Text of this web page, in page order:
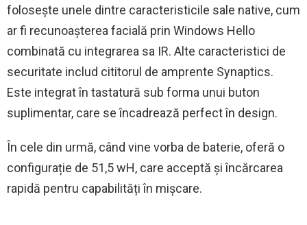
folosește unele dintre caracteristicile sale native, cum
ar fi recunoașterea facială prin Windows Hello
combinată cu integrarea sa IR. Alte caracteristici de
securitate includ cititorul de amprente Synaptics.
Este integrat în tastatură sub forma unui buton
suplimentar, care se încadrează perfect în design.
În cele din urmă, când vine vorba de baterie, oferă o
configurație de 51,5 wH, care acceptă și încărcarea
rapidă pentru capabilități în mișcare.